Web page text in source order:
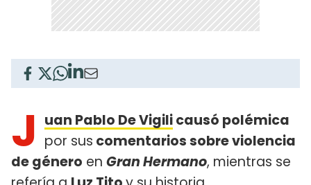
J uan Pablo De Vigilicausó polémica
por sus comentarios sobre violencia
de género en Gran Hermano, mientras se